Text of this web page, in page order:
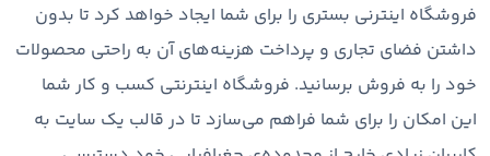
فروشگاه اینترنی بستری را برای شما ایجاد خواهد کرد تا بدون
داشتن فضای تجاری و پرداخت هزینه‌های آن به راحتی محصولات
خود را به فروش برسانید. فروشگاه اینترنتی کسب و کار شما
این امکان را برای شما فراهم می‌سازد تا در قالب یک سایت به